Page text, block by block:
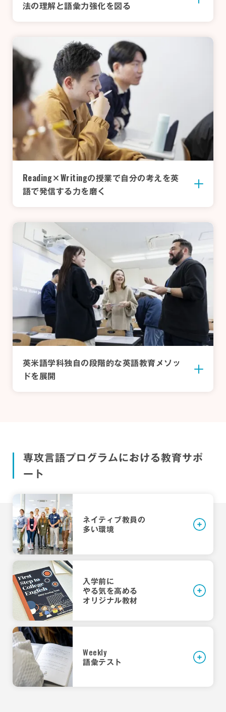
法の理解と語彙力強化を図る
Reading× Writingの授業で自分の考えを英
語で発信する力を磨く
英米語学科独自の段階的な英語教育メソッ
ドを展開
専攻言語プログラムにおける教育サポ
ート
ネイティブ教員の
多い環境
入学前に
やる気を高める
オリジナル教材
Weekly
語彙テスト
が暮らしてきた英語圏の文化や歴史、社会のあり
方などを直に学ぶことができます。
大学での英語の学びに向けて準備ができるよう、
用のオリジナル教材を作成しています。語学は
日々の積み重ねが最も重要です。学生には、「毎
日自主学習を行う」という習慣を身につけた状態
で入学してほしいと考えています。
は、英米語学科の教員が独自に語彙テストを作
成。毎週実施されるテストを通して英語で円滑な
コミュニケーションをとるための語彙力を着実に
げします。
の仕組みや歴史、社会や文化との関わりについて
学びます。
の作品がどのような時代や社会で生まれたのかを
考えます。
ィズニー・アニメーションやモノクロのサイレン
ト映画、チャップリンやヘップバーンなどハリウ
アメリカ文化の礎を学びます。
や地域を見つけることで、2年次以降の研究テーマ
選定にもつなげます。
教育目標
自分と異なるものも受け入れる心の広さや優しさ
学生の声
4年 田畑 友葉
教員の声
上田 功